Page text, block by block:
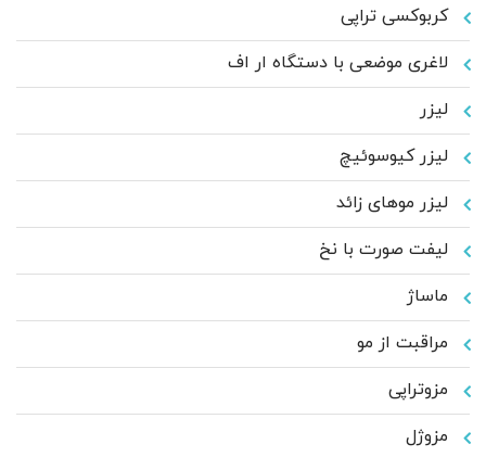
کربوکسی تراپی
لاغری موضعی با دستگاه ار اف
لیزر
لیزر کیوسوئیچ
لیزر موهای زائد
لیفت صورت با نخ
ماساژ
مراقبت از مو
مزوتراپی
مزوژل